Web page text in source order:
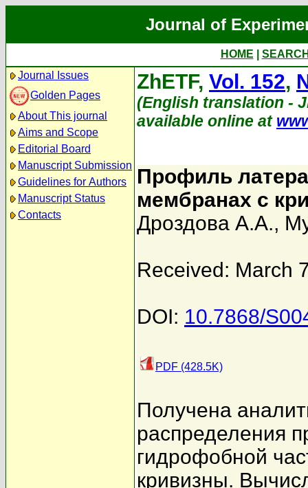
Journal of
HOME
Journal Issues
Golden Pages
About This journal
Aims and Scope
Editorial Board
Manuscript Submission
Guidelines for Authors
Manuscript Status
Contacts
ZhETF, Vol. 152,
(English translation -
available online at
Профиль
мембранах c
Дроздова А.А.,
Received: March
DOI: 10.7868/
PDF (428.5K)
Получена
распределения
гидрофобной
кривизны.